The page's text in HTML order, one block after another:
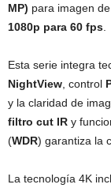
MP) para imagen
1080p para 60 fps
Esta serie integra
NightView , control
y la claridad de
filtro cut IR y
(WDR) garantiza la
La tecnología 4K